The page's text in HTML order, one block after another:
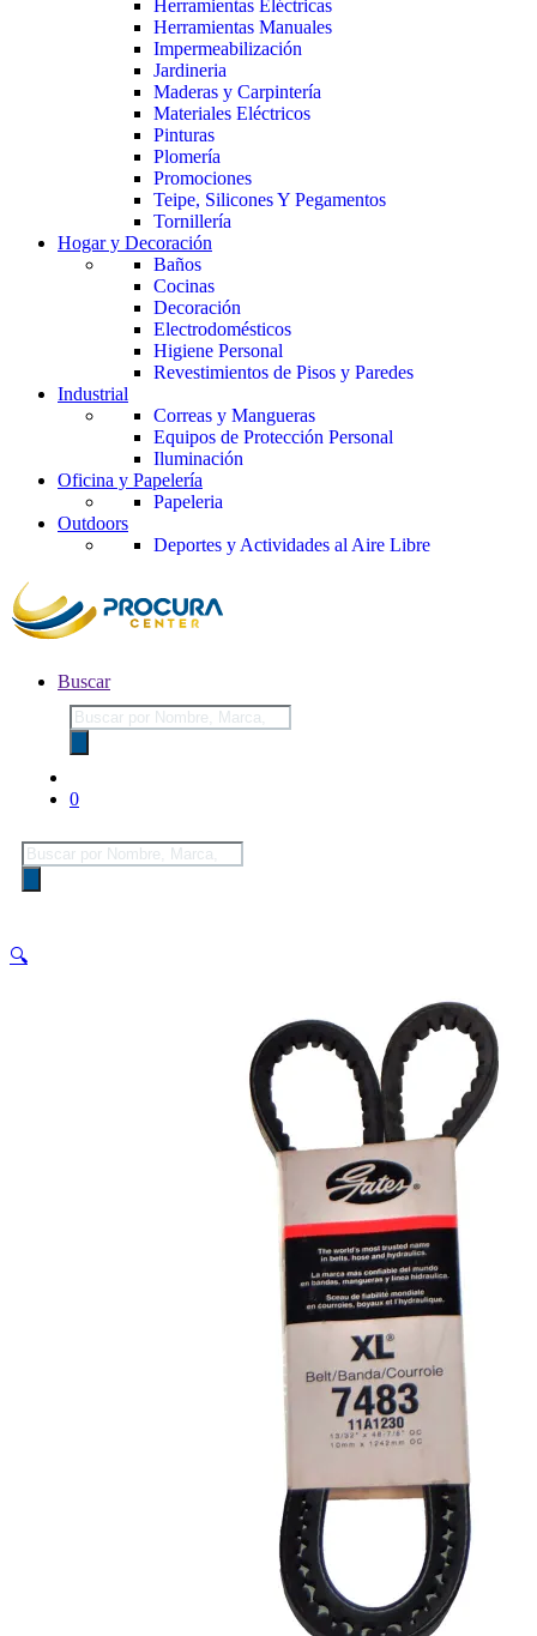
Herramientas Eléctricas
Herramientas Manuales
Impermeabilización
Jardineria
Maderas y Carpintería
Materiales Eléctricos
Pinturas
Plomería
Promociones
Teipe, Silicones Y Pegamentos
Tornillería
Hogar y Decoración
Baños
Cocinas
Decoración
Electrodomésticos
Higiene Personal
Revestimientos de Pisos y Paredes
Industrial
Correas y Mangueras
Equipos de Protección Personal
Iluminación
Oficina y Papelería
Papeleria
Outdoors
Deportes y Actividades al Aire Libre
Buscar
Búsqueda
de
productos
0
Búsqueda
de
productos
🔍